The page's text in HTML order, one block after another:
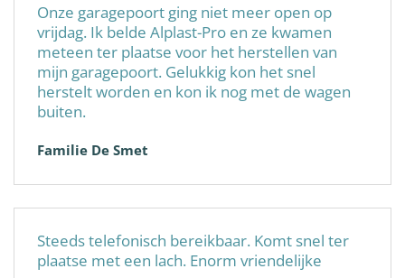
Onze garagepoort ging niet meer open op
vrijdag. Ik belde Alplast-Pro en ze kwamen
meteen ter plaatse voor het herstellen van
mijn garagepoort. Gelukkig kon het snel
herstelt worden en kon ik nog met de wagen
buiten.
Familie De Smet
Steeds telefonisch bereikbaar. Komt snel ter
plaatse met een lach. Enorm vriendelijke